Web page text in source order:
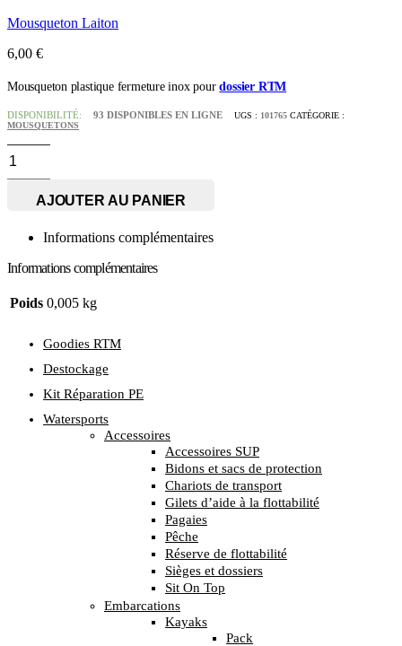
Mousqueton Laiton
6,00 €
Mousqueton plastique fermeture inox pourdossier RTM
DISPONIBILITÉ: 93 DISPONIBLES EN LIGNE UGS : 101765 CATÉGORIE :
MOUSQUETONS
de
Mousqueton
PlastiqueAJOUTER AU PANIER
Informations complémentaires
Informations complémentaires
Poids 0,005 kg
Goodies RTM
Destockage
Kit Réparation PE
Watersports
Accessoires
Accessoires SUP
Bidons et sacs de protection
Chariots de transport
Gilets d’aide à la flottabilité
Pagaies
Pêche
Réserve de flottabilité
Sièges et dossiers
Sit On Top
Embarcations
Kayaks
Pack